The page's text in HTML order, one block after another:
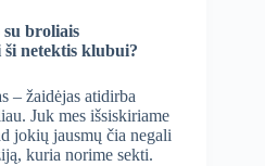
su broliais
netektis klubui?
– žaidėjas atidirba
Juk mes išsiskiriame
jokių jausmų čia negali
kuria norime sekti.